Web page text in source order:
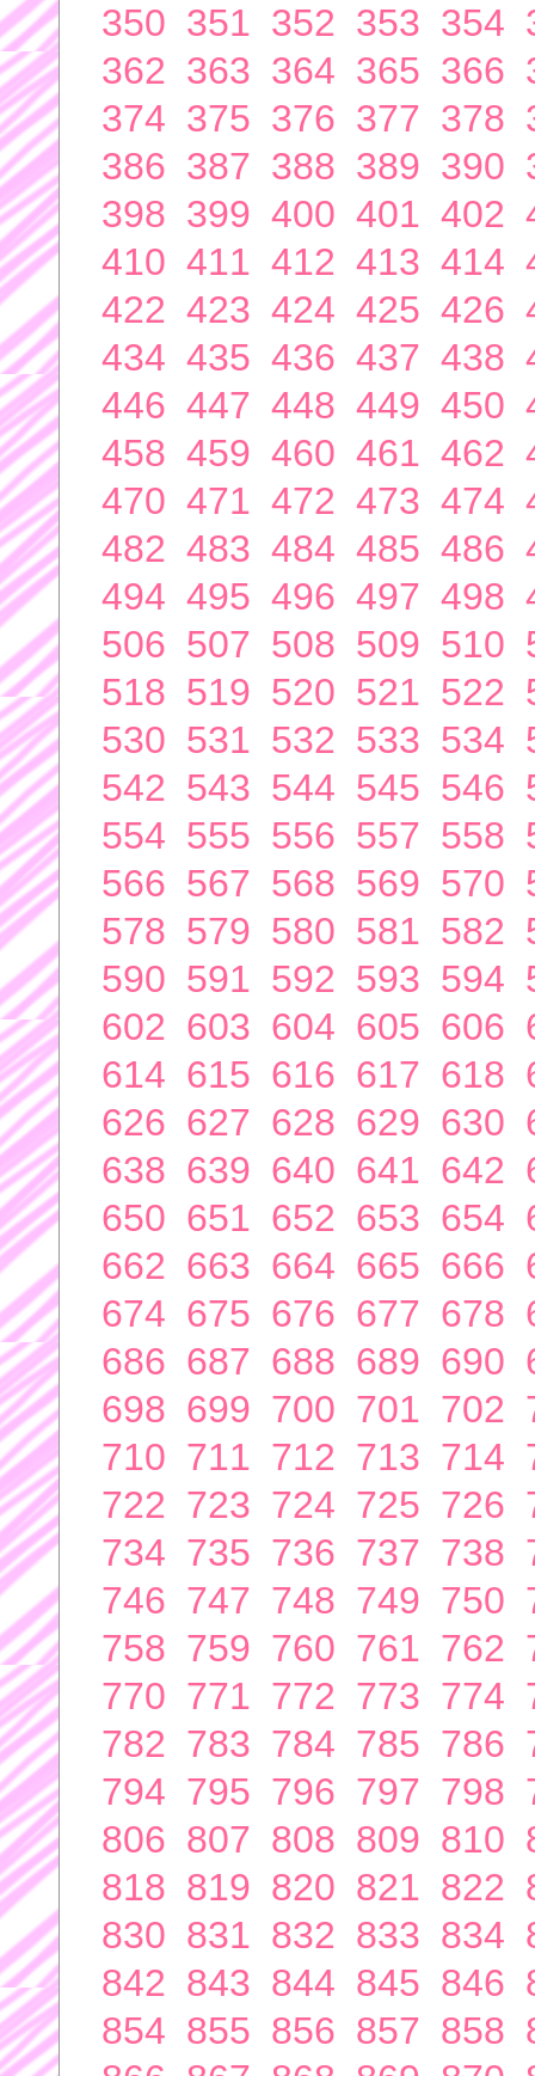
350 351 352 353 354
362 363 364 365 366
374 375 376 377 378
386 387 388 389 390
398 399 400 401 402
410 411 412 413 414
422 423 424 425 426
434 435 436 437 438
446 447 448 449 450
458 459 460 461 462
470 471 472 473 474
482 483 484 485 486
494 495 496 497 498
506 507 508 509 510
518 519 520 521 522
530 531 532 533 534
542 543 544 545 546
554 555 556 557 558
566 567 568 569 570
578 579 580 581 582
590 591 592 593 594
602 603 604 605 606
614 615 616 617 618
626 627 628 629 630
638 639 640 641 642
650 651 652 653 654
662 663 664 665 666
674 675 676 677 678
686 687 688 689 690
698 699 700 701 702
710 711 712 713 714
722 723 724 725 726
734 735 736 737 738
746 747 748 749 750
758 759 760 761 762
770 771 772 773 774
782 783 784 785 786
794 795 796 797 798
806 807 808 809 810
818 819 820 821 822
830 831 832 833 834
842 843 844 845 846
854 855 856 857 858